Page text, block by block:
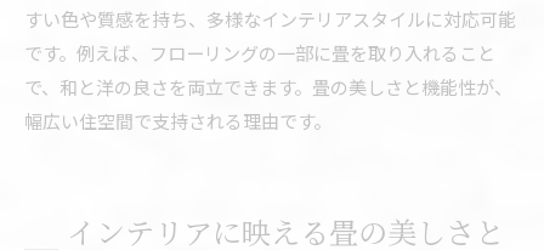
畳の美しさを長持ちさせるコツと工夫
日常でできる畳インテリアのメンテナンス法
畳と暮らす洗練空間の実例とヒント
美しい畳を保つための実践アイデア集
すい色や質感を持ち、多様なインテリアスタイルに対応可能
です。例えば、フローリングの一部に畳を取り入れること
で、和と洋の良さを両立できます。畳の美しさと機能性が、
幅広い住空間で支持される理由です。
インテリアに映える畳の美しさと